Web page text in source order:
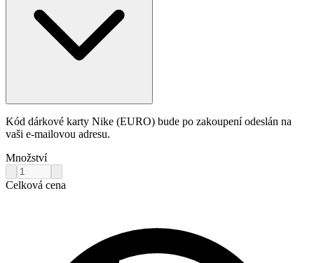
Kód dárkové karty Nike (EURO) bude po zakoupení odeslán na
vaši e-mailovou adresu.
Množství
Celková cena